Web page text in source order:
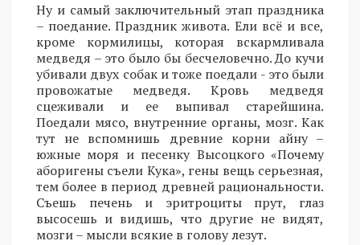
Ну и самый заключительный этап праздника
– поедание. Праздник живота. Ели всё и все,
кроме кормилицы, которая вскармливала
медведя – это было бы бесчеловечно. До кучи
убивали двух собак и тоже поедали - это были
провожатые медведя. Кровь медведя
сцеживали и ее выпивал старейшина.
Поедали мясо, внутренние органы, мозг. Как
тут не вспомнишь древние корни айну –
южные моря и песенку Высоцкого «Почему
аборигены съели Кука», гены вещь серьезная,
тем более в период древней рациональности.
Съешь печень и эритроциты прут, глаз
высосешь и видишь, что другие не видят,
мозги – мысли всякие в голову лезут.